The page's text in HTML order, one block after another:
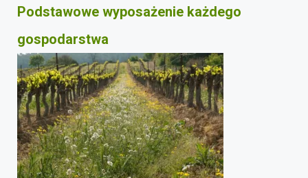
Podstawowe wyposażenie każdego
gospodarstwa